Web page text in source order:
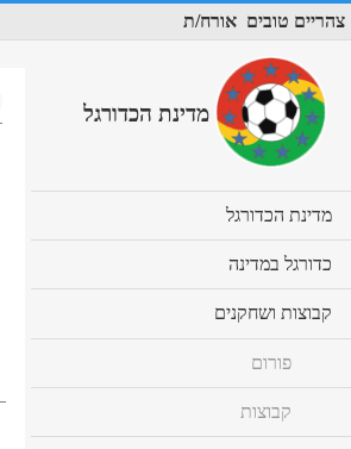
צהריים טובים אורח/ת
מדינת הכדורגל
מדינת הכדורגל
to
כדורגל במדינה
to
קבוצות ושחקנים
to
פורום
קבוצות